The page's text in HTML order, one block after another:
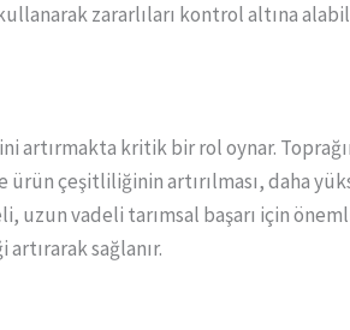
zararlıları kontrol altına
kritik bir rol oynar.
çeşitliliğinin artırılması, daha
vadeli tarımsal başarı için
sağlanır.